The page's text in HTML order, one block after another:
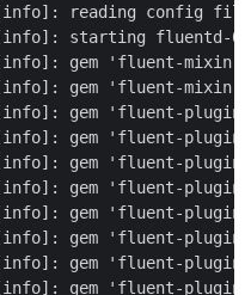
[info]: reading config
[info]: starting fluentd-
[info]: gem 'fluent-
[info]: gem 'fluent-
[info]: gem 'fluent-
[info]: gem 'fluent-
[info]: gem 'fluent-
[info]: gem 'fluent-
[info]: gem 'fluent-
[info]: gem 'fluent-
[info]: gem 'fluent-
[info]: gem 'fluent-